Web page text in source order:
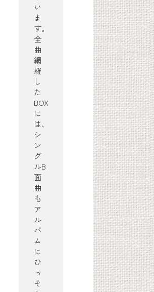
い
ま
す。
全
曲
網
羅
し
た
BOX
に
は、
シ
ン
グ
ルB
面
曲
も
ア
ル
バ
ム
に
ひ
っ
そ